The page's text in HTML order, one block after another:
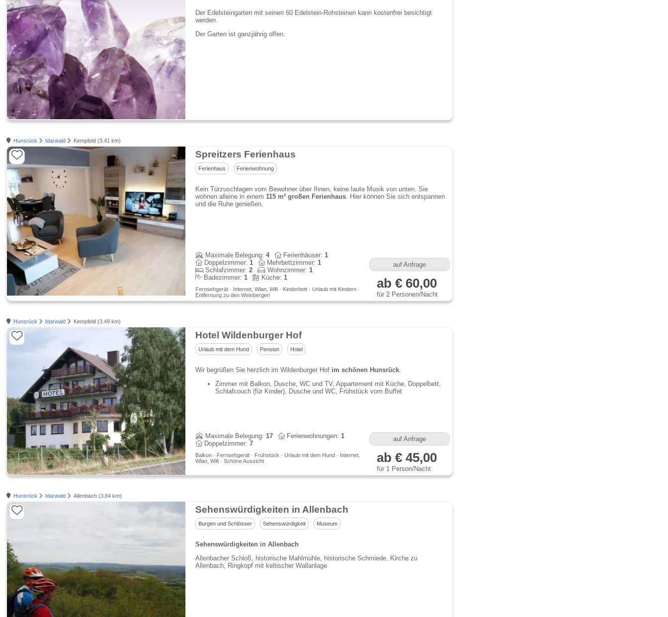
Der Edelsteingarten mit seinen 60 Edelstein-Rohsteinen kann kostenfrei besichtigt
werden.
Der Garten ist ganzjährig offen.
Hunsrück Idarwald Kempfeld (3.41 km)
Spreitzers Ferienhaus
Ferienhaus Ferienwohnung
Kein Türzuschlagen vom Bewohner über Ihnen, keine laute Musik von unten. Sie
wohnen alleine in einem 115 m² großen Ferienhaus. Hier können Sie sich entspannen
und die Ruhe genießen.
Maximale Belegung: 4 Ferienhäuser: 1
Doppelzimmer: 1 Mehrbettzimmer: 1
Schlafzimmer: 2 Wohnzimmer: 1
Badezimmer: 1 Küche: 1
Fernsehgerät · Internet, Wlan, Wifi · Kinderbett · Urlaub mit Kindern ·
Entfernung zu den Weinbergen
auf Anfrage
ab € 60,00
für 2 Personen/Nacht
Hunsrück Idarwald Kempfeld (3.49 km)
Hotel Wildenburger Hof
Urlaub mit dem Hund Pension Hotel
Wir begrüßen Sie herzlich im Wildenburger Hof im schönen Hunsrück.
Zimmer mit Balkon, Dusche, WC und TV, Appartement mit Küche, Doppelbett,
Schlafcouch (für Kinder), Dusche und WC, Frühstück vom Buffet
Maximale Belegung: 17 Ferienwohnungen: 1
Doppelzimmer: 7
Balkon · Fernsehgerät · Frühstück · Urlaub mit dem Hund · Internet,
Wlan, Wifi · Schöne Aussicht
auf Anfrage
ab € 45,00
für 1 Person/Nacht
Hunsrück Idarwald Allenbach (3.84 km)
Sehenswürdigkeiten in Allenbach
Burgen und Schlösser Sehenswürdigkeit Museum
Sehenswürdigkeiten in Allenbach
Allenbacher Schloß, historische Mahlmühle, historische Schmiede, Kirche zu
Allenbach, Ringkopf mit keltischer Wallanlage